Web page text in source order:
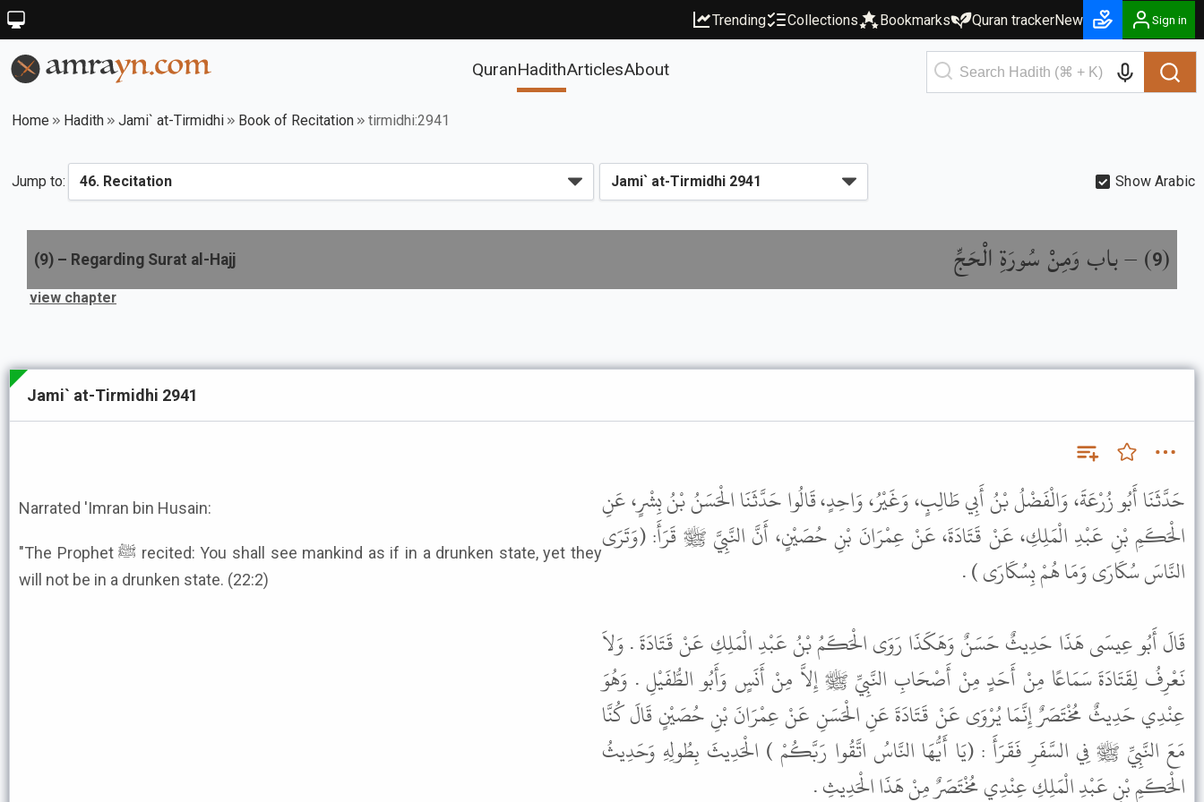
Trending Collections Bookmarks Quran trackerNew Sign in
QuranHadithArticlesAbout
Home Hadith Jami` at-Tirmidhi Book of Recitation tirmidhi:2941
Jump to: Show Arabic
(
9
) –باب وَمِنْ سُورَةِ الْحَجِّ (9) – Regarding Surat al-Hajj
view chapter
Jami` at-Tirmidhi 2941
Narrated 'Imran bin Husain:
"The Prophet ﷺ recited: You shall see mankind as if in a drunken state, yet they
will not be in a drunken state. (22:2)
حَدَّثَنَا أَبُو زُرْعَةَ، وَالْفَضْلُ بْنُ أَبِي طَالِبٍ، وَغَيْرُ، وَاحِدٍ، قَالُوا حَدَّثَنَا الْحَسَنُ بْنُ بِشْرٍ، عَنِ
الْحَكَمِ بْنِ عَبْدِ الْمَلِكِ، عَنْ قَتَادَةَ، عَنْ عِمْرَانَ بْنِ حُصَيْنٍ، أَنَّ النَّبِيَّ ﷺ قَرَأَ: (وَتَرَى
النَّاسَ سُكَارَى وَمَا هُمْ بِسُكَارَى ) .
قَالَ أَبُو عِيسَى هَذَا حَدِيثٌ حَسَنٌ وَهَكَذَا رَوَى الْحَكَمُ بْنُ عَبْدِ الْمَلِكِ عَنْ قَتَادَةَ . وَلاَ
نَعْرِفُ لِقَتَادَةَ سَمَاعًا مِنْ أَحَدٍ مِنْ أَصْحَابِ النَّبِيِّ ﷺ إِلاَّ مِنْ أَنَسٍ وَأَبُو الطُّفَيْلِ . وَهُوَ
عِنْدِي حَدِيثٌ مُخْتَصَرٌ إِنَّمَا يُرْوَى عَنْ قَتَادَةَ عَنِ الْحَسَنِ عَنْ عِمْرَانَ بْنِ حُصَيْنٍ قَالَ كُنَّا
مَعَ النَّبِيِّ ﷺ فِي السَّفَرِ فَقَرَأَ : (يَا أَيُّهَا النَّاسُ اتَّقُوا رَبَّكُمْ ) الْحَدِيثَ بِطُولِهِ وَحَدِيثُ
الْحَكَمِ بْنِ عَبْدِ الْمَلِكِ عِنْدِي مُخْتَصَرٌ مِنْ هَذَا الْحَدِيثِ .